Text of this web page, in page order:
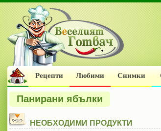
Рецепти Любими Снимки
Панирани ябълки
НЕОБХОДИМИ ПРОДУКТИ